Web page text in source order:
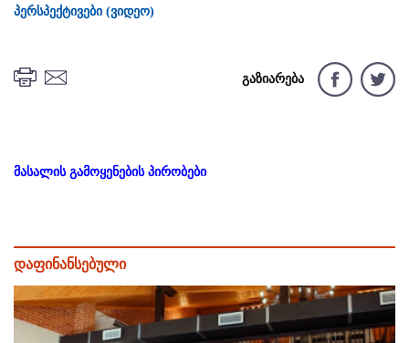
პერსპექტივები (ვიდეო)
გაზიარება
მასალის გამოყენების პირობები
დაფინანსებული